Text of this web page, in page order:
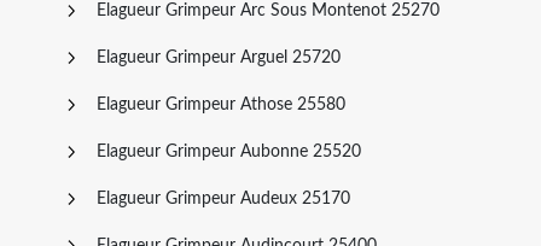
Elagueur Grimpeur Arc Sous Montenot 25270
Elagueur Grimpeur Arguel 25720
Elagueur Grimpeur Athose 25580
Elagueur Grimpeur Aubonne 25520
Elagueur Grimpeur Audeux 25170